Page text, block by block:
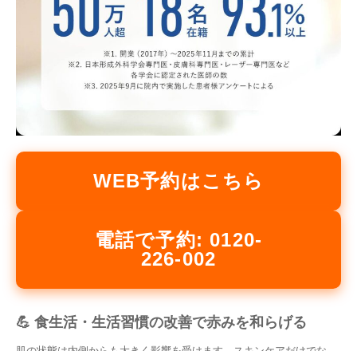
WEB予約はこちら
電話で予約: 0120-
226-002
💪 食生活・生活習慣の改善で赤みを和らげる